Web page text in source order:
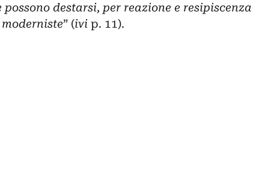
destarsi, per reazione e resipiscenza
” (ivip. 11).